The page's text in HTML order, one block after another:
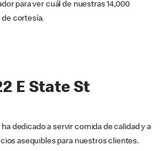
para ver cuál de nuestras 14,000
cortesía.
E State St
ha dedicado a servir comida de calidad y a
asequibles para nuestros clientes.